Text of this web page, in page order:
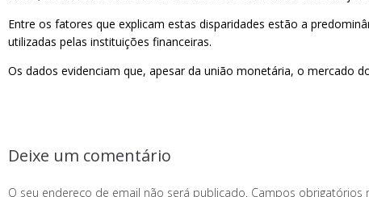
Entre os fatores que explicam estas disparidades estão a
utilizadas pelas instituições financeiras.
Os dados evidenciam que, apesar da união monetária, o mercado
Deixe um comentário
O seu endereço de email não será publicado. Campos obrigatórios